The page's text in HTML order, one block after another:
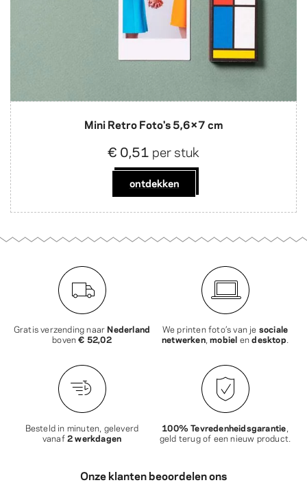
Mini Retro Foto's 5,6×7 cm
€ 0,51 per stuk
ontdekken
Gratis verzending naar Nederland
boven€ 52,02
We printen foto’s van je sociale
netwerken,mobiel endesktop
Besteld in minuten, geleverd
vanaf2 werkdagen
100% Tevredenheidsgarantie
geld terug of een nieuw product.
Onze klanten beoordelen ons